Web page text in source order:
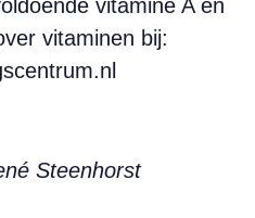
vitamine A en
vitaminen bij:
Steenhorst